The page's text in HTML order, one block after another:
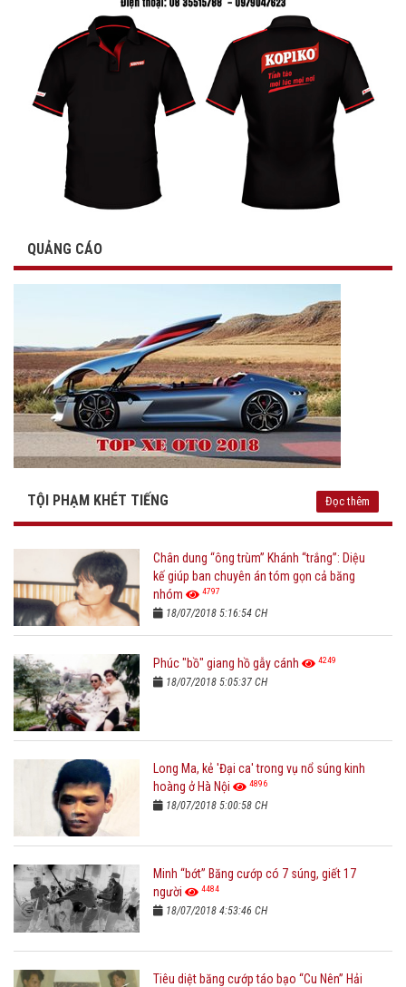
QUẢNG CÁO
TỘI PHẠM KHÉT TIẾNG Đọc thêm
Chân dung “ông trùm” Khánh “trắng”: Diệu
kế giúp ban chuyên án tóm gọn cả băng
nhóm
4797
18/07/2018 5:16:54 CH
Phúc "bồ" giang hồ gẫy cánh 4249
18/07/2018 5:05:37 CH
Long Ma, kẻ 'Đại ca' trong vụ nổ súng kinh
hoàng ở Hà Nội
4896
18/07/2018 5:00:58 CH
Minh “bớt” Băng cướp có 7 súng, giết 17
người
4484
18/07/2018 4:53:46 CH
Tiêu diệt băng cướp táo bạo “Cu Nên” Hải